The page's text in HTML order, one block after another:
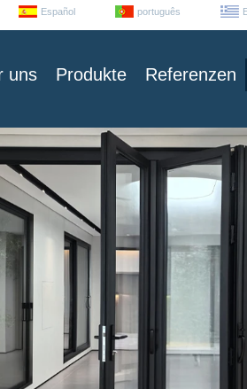
Español português
uns Produkte Referenzen